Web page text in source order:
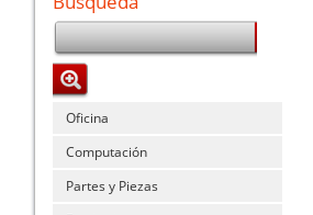
Oficina
Computación
Partes y Piezas